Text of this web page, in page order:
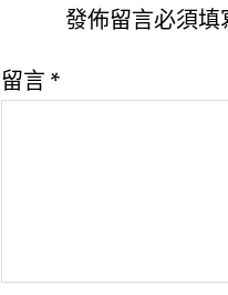
發佈留言必須填
留言 *